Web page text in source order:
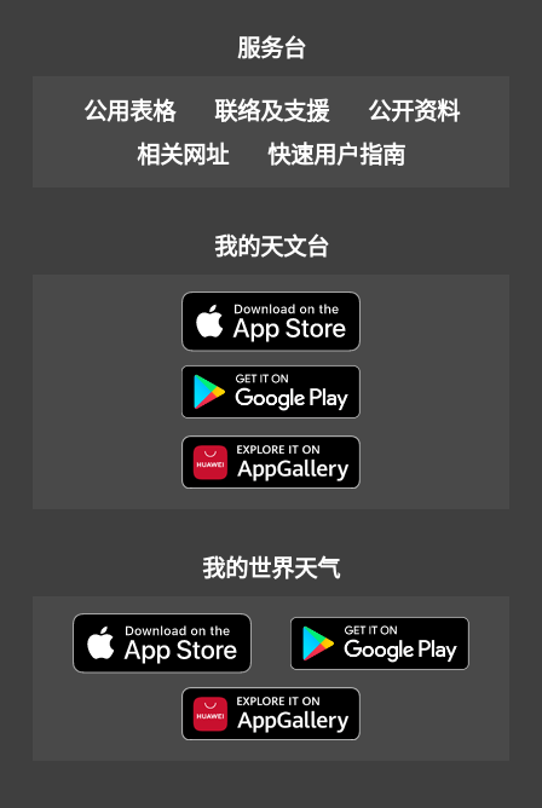
服务台
公用表格 联络及支援
公开资料
相关网址
快速用户指南
我的天文台
我的世界天气